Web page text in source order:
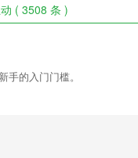
( 3508 条 )
的入门门槛。